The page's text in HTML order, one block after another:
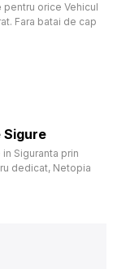
pentru orice Vehicul
Fara batai de cap
Sigure
Siguranta prin
dedicat, Netopia